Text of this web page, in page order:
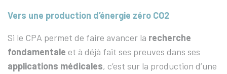
Vers une production d’énergie zéro CO2
Si le CPA permet de faire avancer la recherche
fondamentale et à déjà fait ses preuves dans ses
applications médicales, c’est sur la production d’une